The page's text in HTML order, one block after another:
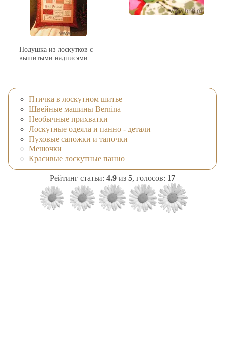
Подушка из лоскутков с
вышитыми надписями.
Птичка в лоскутном шитье
Швейные машины Bernina
Необычные прихватки
Лоскутные одеяла и панно - детали
Пуховые сапожки и тапочки
Мешочки
Красивые лоскутные панно
Рейтинг статьи: 4.9 из 5, голосов: 17